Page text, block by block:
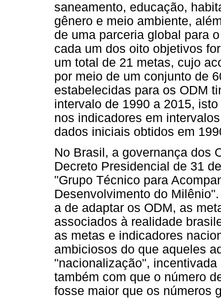
saneamento, educação,
gênero e meio ambiente,
de uma parceria global para
cada um dos oito objetivos
um total de 21 metas, cujo
por meio de um conjunto de
estabelecidas para os ODM
intervalo de 1990 a 2015,
nos indicadores em
dados iniciais obtidos em
No Brasil, a governança dos
Decreto Presidencial de 31
"Grupo Técnico para
Desenvolvimento do
a de adaptar os ODM, as
associados à realidade
as metas e indicadores
ambiciosos do que aqueles
"nacionalização",
também com que o número
fosse maior que os números